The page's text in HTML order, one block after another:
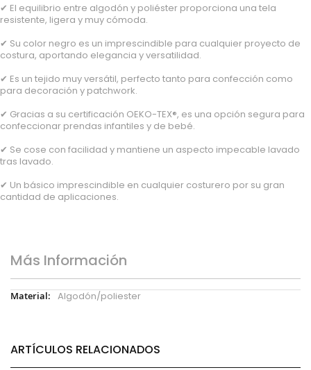
✔ El equilibrio entre algodón y poliéster proporciona una tela
resistente, ligera y muy cómoda.
✔ Su color negro es un imprescindible para cualquier proyecto de
costura, aportando elegancia y versatilidad.
✔ Es un tejido muy versátil, perfecto tanto para confección como
para decoración y patchwork.
✔ Gracias a su certificación OEKO-TEX®, es una opción segura para
confeccionar prendas infantiles y de bebé.
✔ Se cose con facilidad y mantiene un aspecto impecable lavado
tras lavado.
✔ Un básico imprescindible en cualquier costurero por su gran
cantidad de aplicaciones.
Más Información
Más
Algodón/poliester
ARTÍCULOS RELACIONADOS